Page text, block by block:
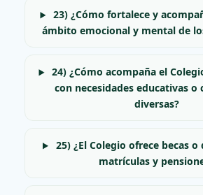
23) ¿Cómo fortalece y
ámbito emocional y mental de
24) ¿Cómo acompaña el
con necesidades educativas o
diversas?
25) ¿El Colegio ofrece becas
matrículas y